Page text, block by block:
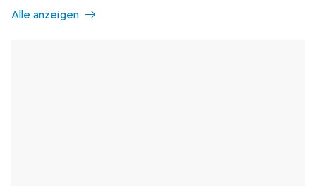
Alle anzeigen